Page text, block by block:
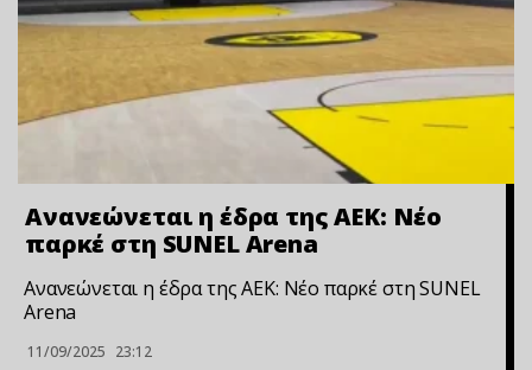
Ανανεώνεται η έδρα της ΑΕΚ: Νέο
παρκέ στη SUNEL Arena
Ανανεώνεται η έδρα της ΑΕΚ: Νέο παρκέ στη SUNEL
Arena
11/09/2025 23:12